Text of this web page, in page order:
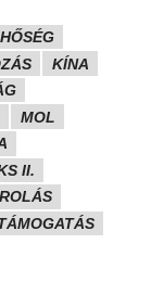
HŐSÉG
KÍNA
MOL
II.